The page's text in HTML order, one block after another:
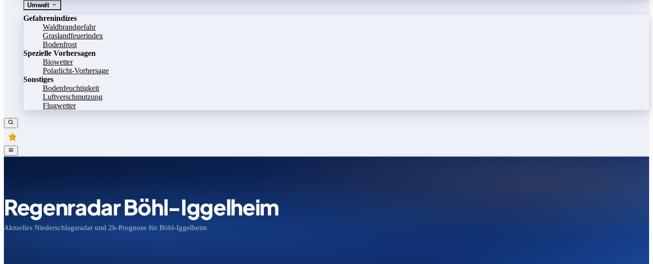
Umwelt
Gefahrenindizes
Waldbrandgefahr
Graslandfeuerindex
Bodenfrost
Spezielle Vorhersagen
Biowetter
Polarlicht-Vorhersage
Sonstiges
Bodenfeuchtigkeit
Luftverschmutzung
Flugwetter
Regenradar Böhl-Iggelheim
Aktuelles Niederschlagsradar und 2h-Prognose für Böhl-Iggelheim